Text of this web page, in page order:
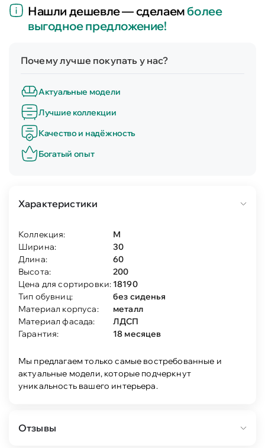
Нашли дешевле — сделаемболее
выгодное предложение!
Почему лучше покупать у нас?
Актуальные модели
Лучшие коллекции
Качество и надёжность
Богатый опыт
Характеристики
Коллекция:
М
Ширина:
30
Длина:
60
Высота:
200
Цена для сортировки: 18190
Тип обувниц:
без сиденья
Материал корпуса:
металл
Материал фасада:
ЛДСП
Гарантия:
18 месяцев
Мы предлагаем только самые востребованные и
актуальные модели, которые подчеркнут
уникальность вашего интерьера.
Отзывы